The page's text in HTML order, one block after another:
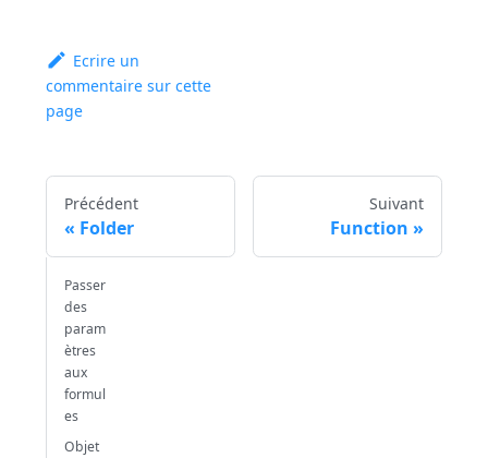
Ecrire un
commentaire sur cette
page
Précédent
Folder
Suivant
Function
Passer
des
param
ètres
aux
formul
es
Objet